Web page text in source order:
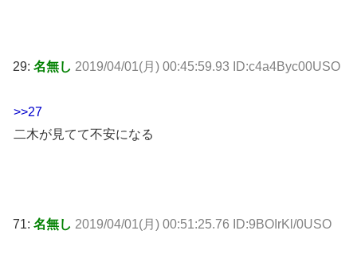
29: 名無し 2019/04/01(月) 00:45:59.93 ID:c4a4Byc00USO
>>27
二木が見てて不安になる
71: 名無し 2019/04/01(月) 00:51:25.76 ID:9BOIrKl/0USO